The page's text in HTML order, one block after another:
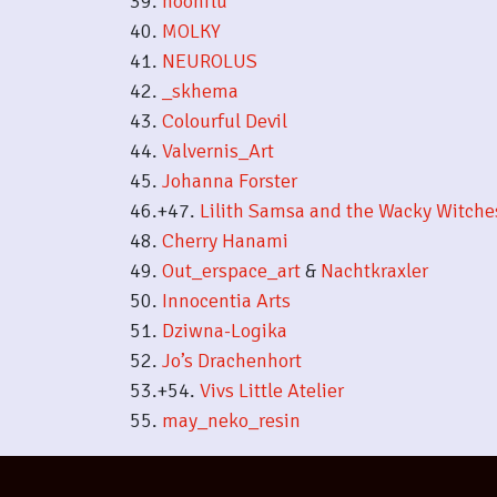
40. MOLKY
41. NEUROLUS
42.
_skhema
43. Colourful Devil
44. Valvernis_Art
45. Johanna Forster
46.+47. Lilith Samsa and the Wacky
48. Cherry Hanami
49. Out_erspace_art& Nachtkraxler
50. Innocentia Arts
51. Dziwna-Logika
52. Jo’s Drachenhort
53.+54. Vivs Little Atelier
55. may_neko_resin